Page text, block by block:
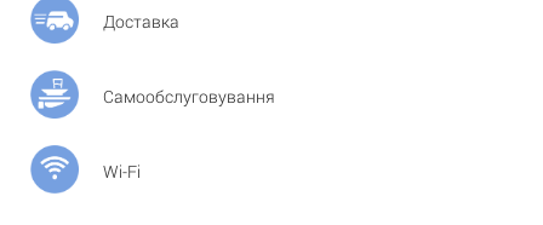
Доставка
Самообслуговування
Wi-Fi